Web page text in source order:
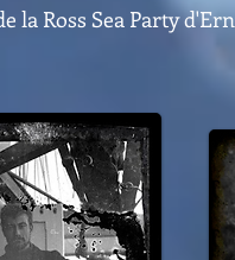
la Ross Sea Party